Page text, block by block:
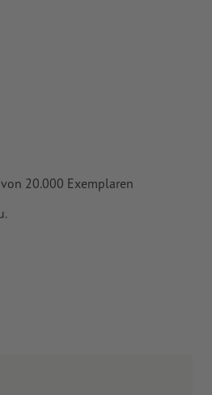
20.000 Exemplaren